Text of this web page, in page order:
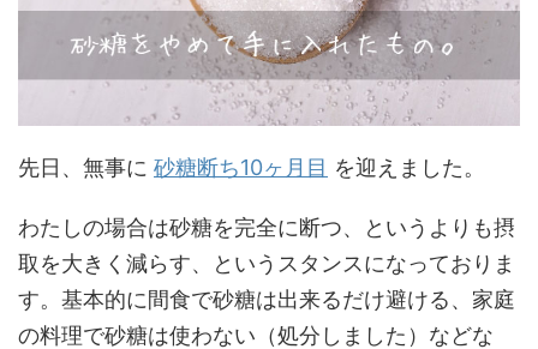
先日、無事に 砂糖断ち10ヶ月目 を迎えました。
わたしの場合は砂糖を完全に断つ、というよりも摂
取を大きく減らす、というスタンスになっておりま
す。基本的に間食で砂糖は出来るだけ避ける、家庭
の料理で砂糖は使わない（処分しました）などな